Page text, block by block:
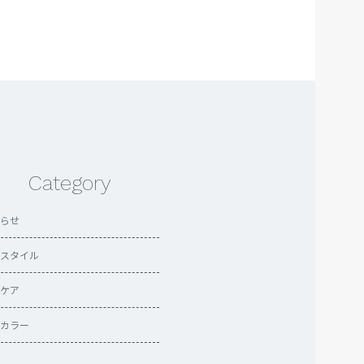
Category
せ
タイル
ア
ラー